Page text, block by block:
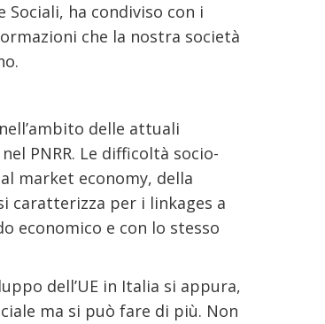
ha condiviso con i
che la nostra società
nell’ambito delle attuali
PNRR. Le difficoltà socio-
market economy, della
caratterizza per i linkages a
economico e con lo stesso
dell’UE in Italia si appura,
ma si può fare di più. Non